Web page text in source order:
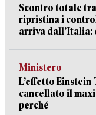
Scontro totale
ripristina i
arriva dall’Italia:
Ministero
L’effetto
cancellato il
perché